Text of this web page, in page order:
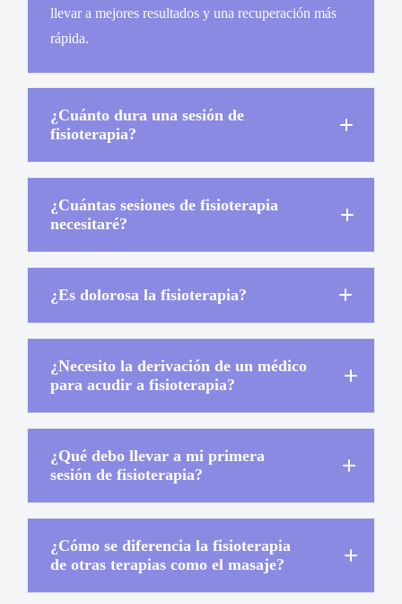
llevar a mejores resultados y una recuperación más
rápida.
¿Cuánto dura una sesión de
fisioterapia?
¿Cuántas sesiones de fisioterapia
necesitaré?
¿Es dolorosa la fisioterapia?
¿Necesito la derivación de un médico
para acudir a fisioterapia?
¿Qué debo llevar a mi primera
sesión de fisioterapia?
¿Cómo se diferencia la fisioterapia
de otras terapias como el masaje?